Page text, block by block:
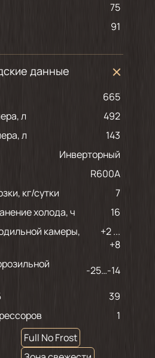
75
91
данные
665
л
492
л
143
Инверторный
R600A
кг/сутки
7
холода, ч
16
камеры,
+2 ...
+8
-25…-14
39
1
Full No Frost